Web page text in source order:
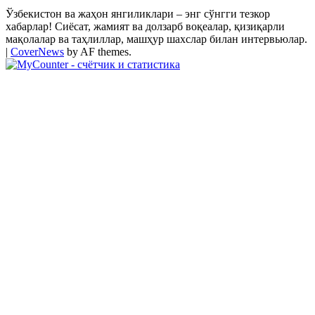
Ўзбекистон ва жаҳон янгиликлари – энг сўнгги тезкор
хабарлар! Сиёсат, жамият ва долзарб воқеалар, қизиқарли
мақолалар ва таҳлиллар, машҳур шахслар билан интервьюлар.
| CoverNews by AF themes.